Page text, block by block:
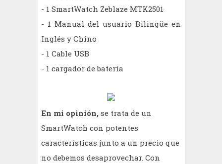
- 1 SmartWatch Zeblaze MTK2501
- 1 Manual del usuario Bilingüe en
Inglés y Chino
- 1 Cable USB
- 1 cargador de batería
En mi opinión, se trata de un
SmartWatch con potentes
características junto a un precio que
no debemos desaprovechar. Con